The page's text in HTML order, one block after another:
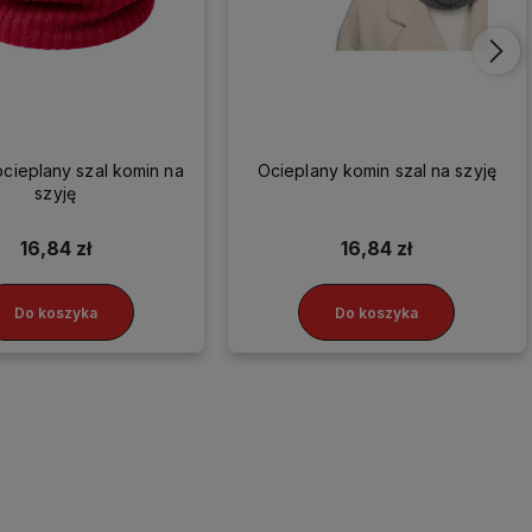
szal komin na
szyję
16,84 zł
Do koszyka
Ocieplany komin szal na szyję
16,84 zł
Do koszyka